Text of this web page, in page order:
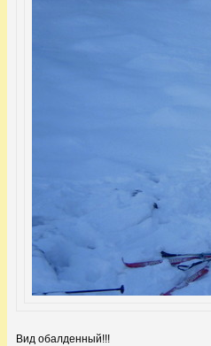
Вид обалденный!!!